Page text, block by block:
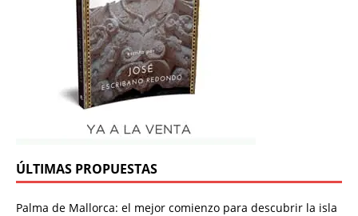
ÚLTIMAS PROPUESTAS
Palma de Mallorca: el mejor comienzo para descubrir la isla